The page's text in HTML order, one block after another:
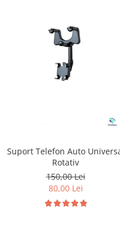
Suport Telefon Auto
Rotativ
150,00 Lei
80,00 Lei